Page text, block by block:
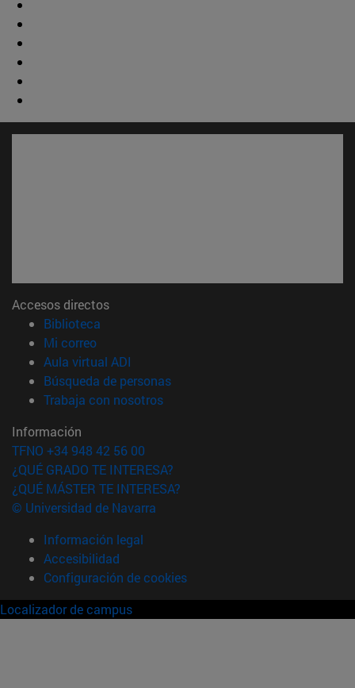
Accesos directos
Biblioteca
Mi correo(abre en nueva ventana)
Aula virtual ADI
Búsqueda de personas(abre en nueva ventana)
Trabaja con nosotros(abre en nueva ventana)
Información
TFNO +34 948 42 56 00
¿QUÉ GRADO TE INTERESA?
¿QUÉ MÁSTER TE INTERESA?
© Universidad de Navarra
Información legal
Accesibilidad
Configuración de cookies
Localizador de campus